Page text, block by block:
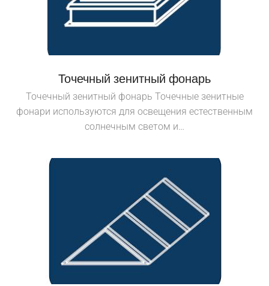
Точечный зенитный фонарь
Точечный зенитный фонарь Точечные зенитные
фонари используются для освещения естественным
солнечным светом и…